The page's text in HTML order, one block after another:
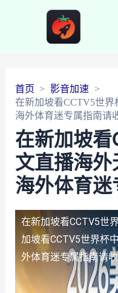
首页
影音加速
在新加坡看CCTV5世
海外体育迷专属指南请
在新加坡看
文直播海外
海外体育迷
在新加坡看CCTV5世
加坡看CCTV5世界杯
外体育迷专属指南请